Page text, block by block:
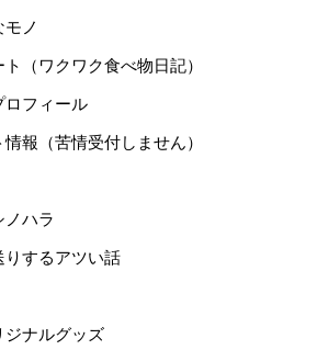
ノ
（ワクワク食べ物日記）
ロフィール
報（苦情受付しません）
ノハラ
りするアツい話
ジナルグッズ